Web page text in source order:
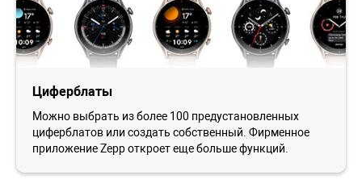
Циферблаты
Можно выбрать из более 100 предустановленных
циферблатов или создать собственный. Фирменное
приложение Zepp откроет еще больше функций.